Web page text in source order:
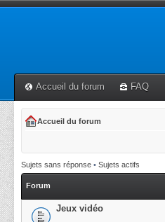
Accueil du forum FAQ
Accueil du forum
Sujets sans réponse • Sujets actifs
Forum
Jeux vidéo